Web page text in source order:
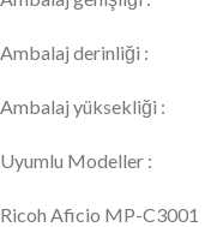
Ambalaj derinliği :
Ambalaj yüksekliği :
Uyumlu Modeller :
Ricoh Aficio MP-C3001